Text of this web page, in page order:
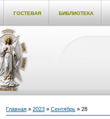
ГОСТЕВАЯ БИБЛИОТЕКА
Главная » 2023 » Сентябрь » 28